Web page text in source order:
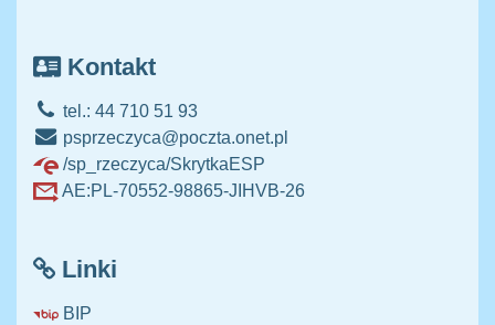
Kontakt
tel.: 44 710 51 93
psprzeczyca@poczta.onet.pl
/sp_rzeczyca/SkrytkaESP
AE:PL-70552-98865-JIHVB-26
Linki
BIP